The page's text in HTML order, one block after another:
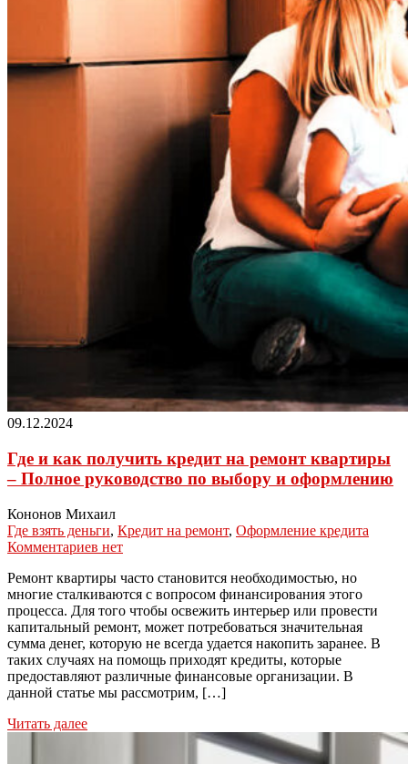
09.12.2024
Где и как получить кредит на ремонт квартиры
– Полное руководство по выбору и оформлению
Кононов Михаил
Где взять деньги, Кредит на ремонт, Оформление кредита
Комментариев нет
Ремонт квартиры часто становится необходимостью, но
многие сталкиваются с вопросом финансирования этого
процесса. Для того чтобы освежить интерьер или провести
капитальный ремонт, может потребоваться значительная
сумма денег, которую не всегда удается накопить заранее. В
таких случаях на помощь приходят кредиты, которые
предоставляют различные финансовые организации. В
данной статье мы рассмотрим, […]
Читать далее